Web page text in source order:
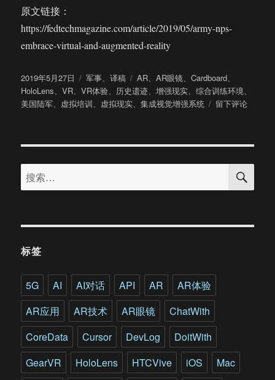
原文链接：
https://fedtechmagazine.com/article/2019/05/army-nps-
embrace-virtual-and-augmented-reality
发
布
于
2019年5月27日
分
类
军事、译稿
标
签
AR、AR眼镜、Cardboard、
HoloLens、VR、VR体验、 历史遗迹、增强现实、综合训练环境、
美国陆军、 虚拟培训、 虚拟现实、集成视觉增强系统
于
陆
和
府
强
虚
拟
现
留下评论
搜
索：
搜
标签
5G AI AI对话 API AR
AR体验
AR应用
AR技术 AR眼镜
ChatWith
CoreData
Cursor DevLog
DoitWith
GearVR
HoloLens HTCVive iOS
Mac